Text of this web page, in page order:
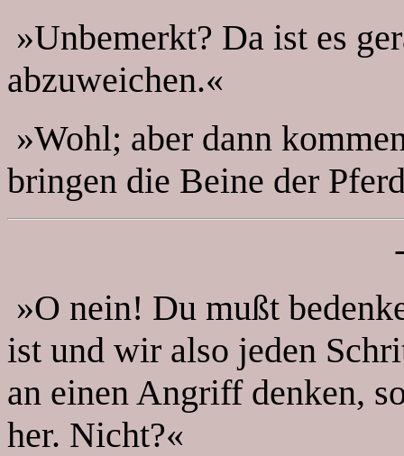
»Unbemerkt? Da ist es
abzuweichen.«
»Wohl; aber dann
bringen die Beine der
»O nein! Du mußt
ist und wir also jeden
an einen Angriff denken,
her. Nicht?«